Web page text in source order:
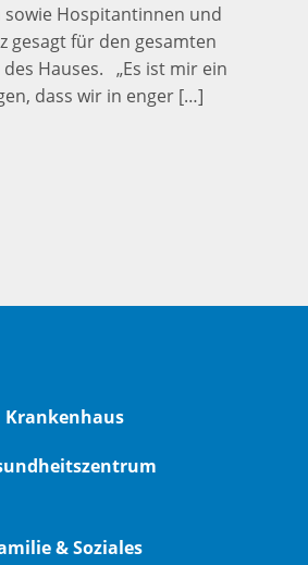
Hospitantinnen und
gesagt für den gesamten
Hauses. „Es ist mir ein
dass wir in enger […]
Krankenhaus
& Soziales